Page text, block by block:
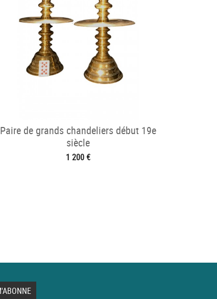
Paire de grands chandeliers début 19e
siècle
1 200 €